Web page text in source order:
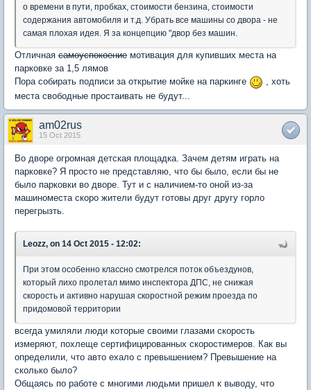
о времени в пути, пробках, стоимости бензина, стоимости
содержания автомобиля и т.д. Убрать все машины со двора - не
самая плохая идея. Я за концепцию "двор без машин.
Отличная самоуспокоение мотивация для купивших места на
парковке за 1,5 лямов
Пора собирать подписи за открытие мойке на паркинге
, хоть
места свободные простаивать не будут...
am02rus
15 Oct 2015
Во дворе огромная детская площадка. Зачем детям играть на
парковке? Я просто не представляю, что бы было, если бы не
было парковки во дворе. Тут и с наличием-то оной из-за
машиноместа скоро жители будут готовы друг другу горло
перегрызть.
Leozz, on 14 Oct 2015 - 12:02:
При этом особенно классно смотрелся поток объездунов,
который лихо пролетал мимо инспектора ДПС, не снижая
скорость и активно нарушая скоростной режим проезда по
придомовой территории
всегда умиляли люди которые своими глазами скорость
измеряют, похлеще сертифицированных скоростимеров. Как вы
определили, что авто ехало с превышением? Превышение на
сколько было?
Общаясь по работе с многими людьми пришел к выводу, что